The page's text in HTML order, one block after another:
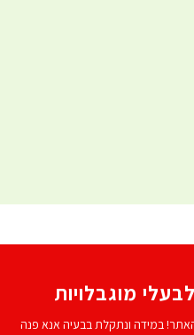
מוגבלויות
במידה ונתקלת בבעיה אנא פנה